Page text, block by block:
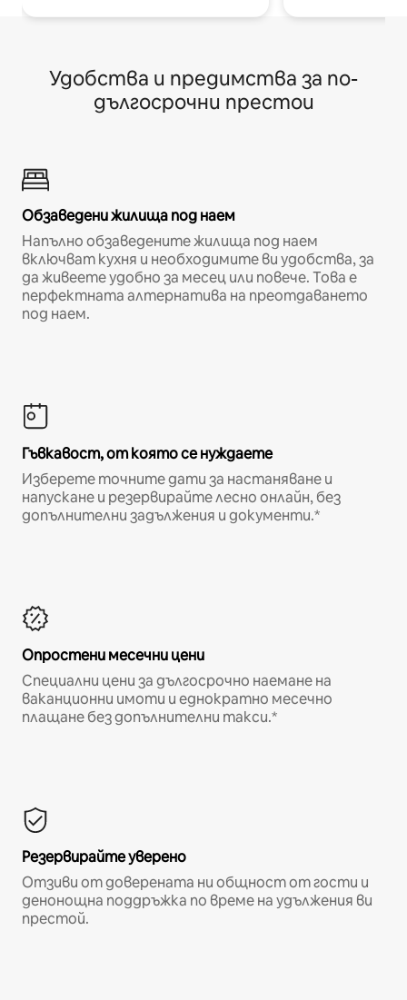
Удобства и предимства за по-
дългосрочни престои
Обзаведени жилища под наем
Напълно обзаведените жилища под наем
включват кухня и необходимите ви удобства, за
да живеете удобно за месец или повече. Това е
перфектната алтернатива на преотдаването
под наем.
Гъвкавост, от която се нуждаете
Изберете точните дати за настаняване и
напускане и резервирайте лесно онлайн, без
допълнителни задължения и документи.*
Опростени месечни цени
Специални цени за дългосрочно наемане на
ваканционни имоти и еднократно месечно
плащане без допълнителни такси.*
Резервирайте уверено
Отзиви от доверената ни общност от гости и
денонощна поддръжка по време на удължения ви
престой.